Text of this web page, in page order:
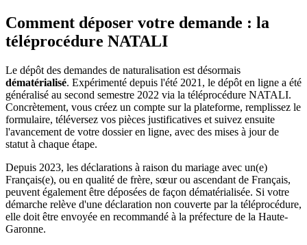
Comment déposer votre demande : la
téléprocédure NATALI
Le dépôt des demandes de naturalisation est désormais
dématérialisé. Expérimenté depuis l'été 2021, le dépôt en ligne a été
généralisé au second semestre 2022 via la téléprocédure NATALI.
Concrètement, vous créez un compte sur la plateforme, remplissez le
formulaire, téléversez vos pièces justificatives et suivez ensuite
l'avancement de votre dossier en ligne, avec des mises à jour de
statut à chaque étape.
Depuis 2023, les déclarations à raison du mariage avec un(e)
Français(e), ou en qualité de frère, sœur ou ascendant de Français,
peuvent également être déposées de façon dématérialisée. Si votre
démarche relève d'une déclaration non couverte par la téléprocédure,
elle doit être envoyée en recommandé à la préfecture de la Haute-
Garonne.